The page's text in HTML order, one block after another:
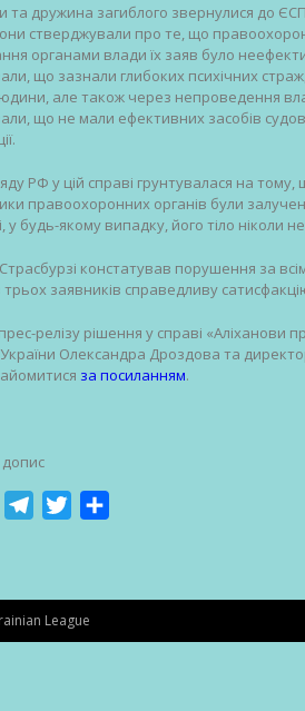
та дружина загиблого звернулися до
стверджували про те, що
органами влади їх заяв було
що зазнали глибоких психічних
але також через непроведення
що не мали ефективних засобів
РФ у цій справі грунтувалася на
правоохоронних органів були
у будь-якому випадку, його тіло ніколи
Страсбурзі констатував порушення за
заявників справедливу
релізу рішення у справі «Аліханови
України Олександра Дроздова та
за посиланням.
Viber TelegramTwitter
League